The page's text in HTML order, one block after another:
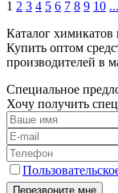
1 2 3 4 5 6 7 8 9 10 ...
Каталог
Купить оптом
производителей в
Специальное
Хочу получить